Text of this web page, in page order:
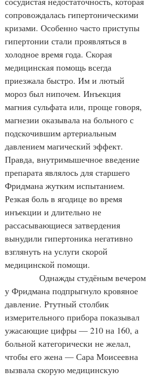
сопровождалась гипертоническими
кризами. Особенно часто приступы
гипертонии стали проявляться в
холодное время года. Скорая
медицинская помощь всегда
приезжала быстро. Им и лютый
мороз был нипочем. Инъекция
магния сульфата или, проще говоря,
магнезии оказывала на больного с
подскочившим артериальным
давлением магический эффект.
Правда, внутримышечное введение
препарата являлось для старшего
Фридмана жутким испытанием.
Резкая боль в ягодице во время
инъекции и длительно не
рассасывающиеся затвердения
вынудили гипертоника негативно
взглянуть на услуги скорой
медицинской помощи.
Однажды студёным вечером
у Фридмана подпрыгнуло кровяное
давление. Ртутный столбик
измерительного прибора показывал
ужасающие цифры — 210 на 160, а
больной категорически не желал,
чтобы его жена — Сара Моисеевна
вызвала скорую медицинскую